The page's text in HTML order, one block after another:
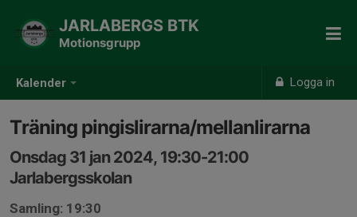
Kalender Logga in
JARLABERGS BTK
Motionsgrupp
Träning pingislirarna/mellanlirarna
Onsdag 31 jan 2024, 19:30-21:00
Jarlabergsskolan
Samling: 19:30